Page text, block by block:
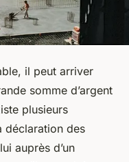
il peut arriver
somme d’argent
plusieurs
déclaration des
auprès d’un